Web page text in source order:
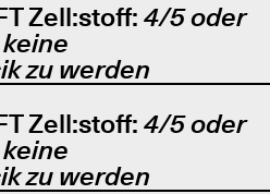
Zell:stoff: 4/5 oder
zu werden
Zell:stoff: 4/5 oder
zu werden